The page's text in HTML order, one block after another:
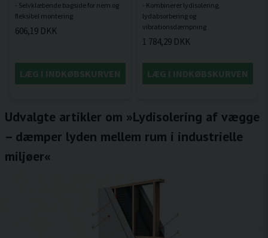
- Selvklæbende bagside for nem og
606,19 DKK
LÆG I INDKØBSKURVEN
- Kombinerer lydisolering,
lydabsorbering og
1 784,29 DKK
LÆG I INDKØBSKURVEN
Udvalgte artikler om »Lydisolering af vægge
– dæmper lyden mellem rum i industrielle
miljøer«